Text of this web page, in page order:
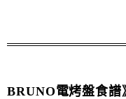
BRUNO電烤盤食